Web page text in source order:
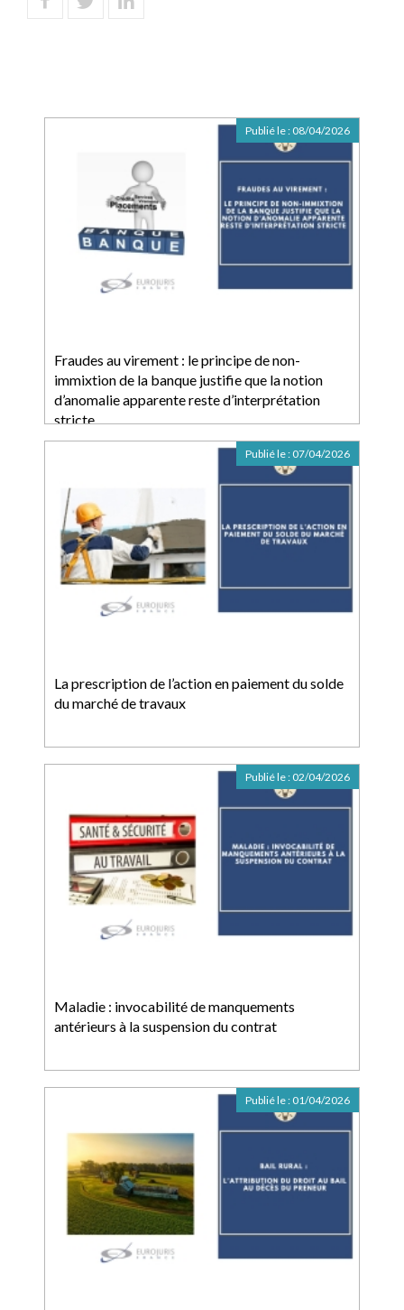
Fraudes au virement : le principe de non-
immixtion de la banque justifie que la notion
d’anomalie apparente reste d’interprétation
stricte
Publié le : 08/04/2026
La prescription de l’action en paiement du solde
du marché de travaux
Publié le : 07/04/2026
Maladie : invocabilité de manquements
antérieurs à la suspension du contrat
Publié le : 02/04/2026
Publié le : 01/04/2026